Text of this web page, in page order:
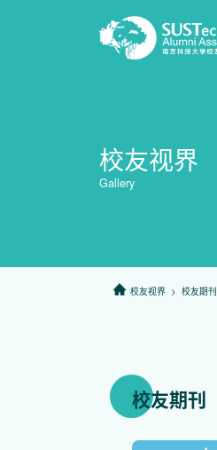
校友视界
Gallery
校友视界 > 校友期刊
校友期刊